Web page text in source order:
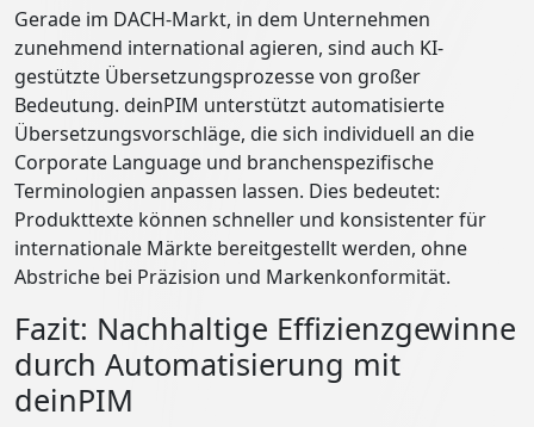
Gerade im DACH-Markt, in dem Unternehmen
zunehmend international agieren, sind auch KI-
gestützte Übersetzungsprozesse von großer
Bedeutung. deinPIM unterstützt automatisierte
Übersetzungsvorschläge, die sich individuell an die
Corporate Language und branchenspezifische
Terminologien anpassen lassen. Dies bedeutet:
Produkttexte können schneller und konsistenter für
internationale Märkte bereitgestellt werden, ohne
Abstriche bei Präzision und Markenkonformität.
Fazit: Nachhaltige Effizienzgewinne
durch Automatisierung mit
deinPIM